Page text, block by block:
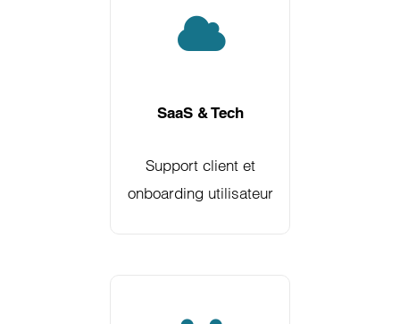
SaaS & Tech
Support client et
onboarding utilisateur